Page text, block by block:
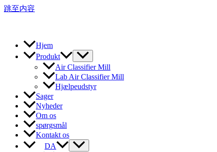
跳至内容
Hjem
Produkt
Air Classifier Mill
Lab Air Classifier Mill
Hjælpeudstyr
Sager
Nyheder
Om os
spørgsmål
Kontakt os
DA